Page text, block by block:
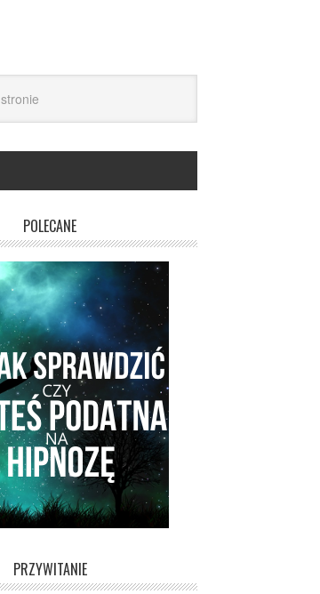
POLECANE
PRZYWITANIE